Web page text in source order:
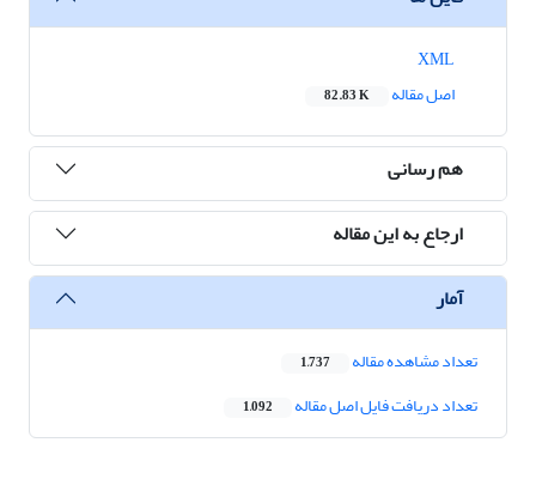
اصل مقاله
82.83 K
هم رسانی
ارجاع به این مقاله
آمار
تعداد مشاهده مقاله 1,737
تعداد دریافت فایل اصل مقاله 1,092